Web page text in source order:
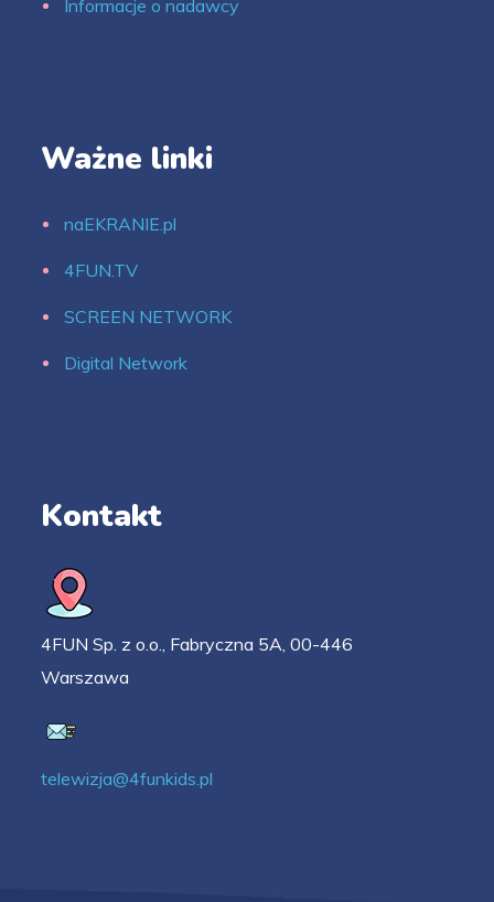
Informacje o nadawcy
Ważne linki
naEKRANIE.pl
4FUN.TV
SCREEN NETWORK
Digital Network
Kontakt
4FUN Sp. z o.o., Fabryczna 5A, 00-446
Warszawa
telewizja@4funkids.pl